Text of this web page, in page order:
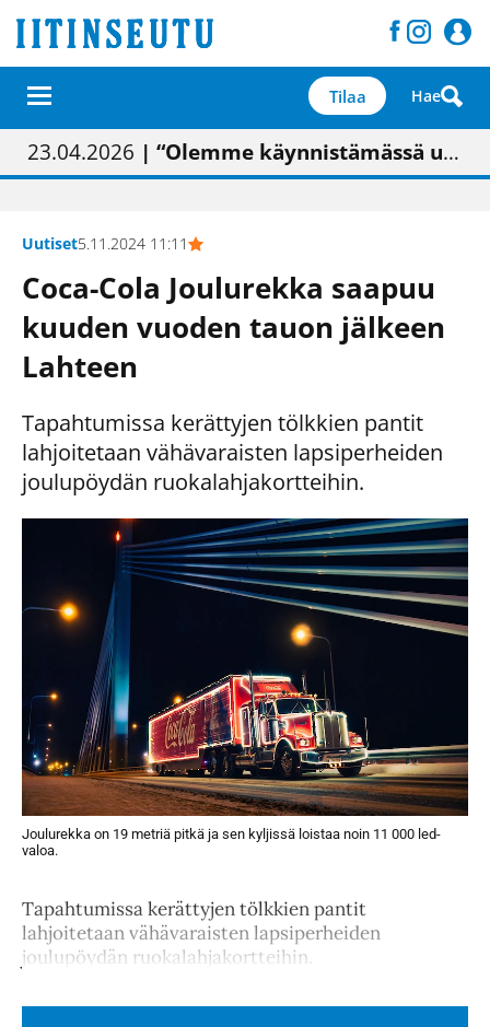
Tilaa Hae
01.02.2026 | Painon vaihtumisen pitäisi näkyä hieman parempana painojäljen laatuna lehdessä
05.02.2026 | Uudistettu kunnantalo on valoisa
23.04.2026 | “Olemme käynnistämässä uudelleen keskustavisiotyön”
09.05.2026| "Maalla on totuttu elämään omavaraisemmin kuin kaupungissa"
Uutiset5.11.2024 11:11
Coca-Cola Joulurekka saapuu
kuuden vuoden tauon jälkeen
Lahteen
Tapahtumissa kerättyjen tölkkien pantit
lahjoitetaan vähävaraisten lapsiperheiden
joulupöydän ruokalahjakortteihin.
Joulurekka on 19 metriä pitkä ja sen kyljissä loistaa noin 11 000 led-
valoa.
Tapahtumissa kerättyjen tölkkien pantit
lahjoitetaan vähävaraisten lapsiperheiden
joulupöydän ruokalahjakortteihin.